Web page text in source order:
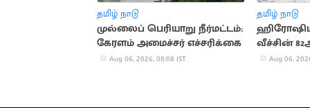
தமிழ் நாடு
முல்லைப் பெரியாறு நீர்மட்டம்:
கேரளம் அமைச்சர் எச்சரிக்கை
Aug 06, 2026, 08:08 IST
தமிழ் நாடு
வீச்சின்
நினைவு
Aug 06,